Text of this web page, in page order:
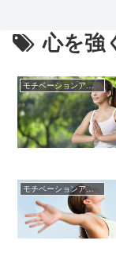
心を強
モチベーションアップの方法
モチベーションアップの方法